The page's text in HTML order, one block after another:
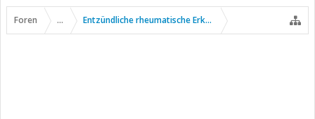
Foren ... Entzündliche rheumatische Erkrankungen